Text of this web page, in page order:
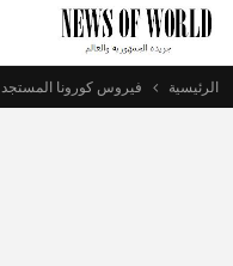
الرئيسية فيروس كورونا المستجد